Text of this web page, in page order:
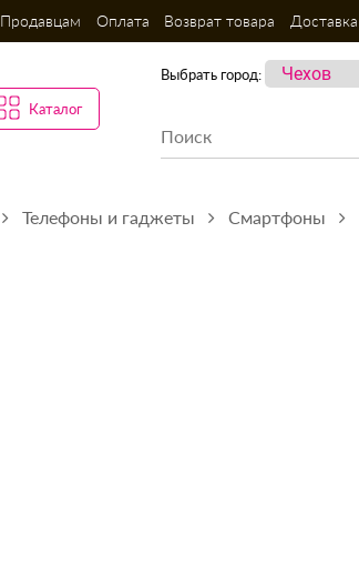
Продавцам Оплата Возврат товара Доставка
Каталог
Выбрать город:
Телефоны и гаджеты Смартфоны